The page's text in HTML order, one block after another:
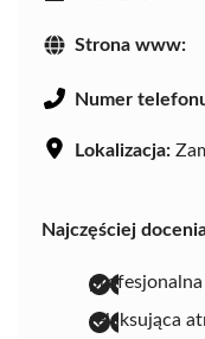
Strona www:
Numer
Lokalizacja:
Najczęściej
profesjonalna
relaksująca